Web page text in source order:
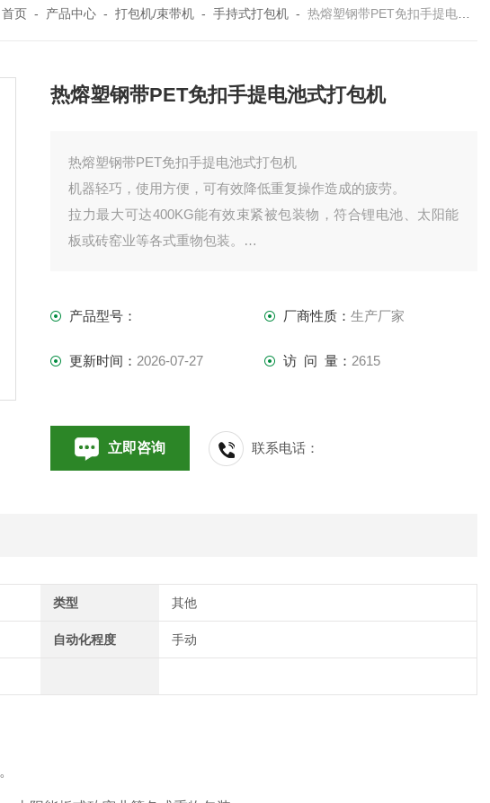
首页 - 产品中心 -打包机/束带机 -手持式打包机 -热熔塑钢带PET免扣手提电池式打包机
热熔塑钢带PET免扣手提电池式打包机
热熔塑钢带PET免扣手提电池式打包机
机器轻巧，使用方便，可有效降低重复操作造成的疲劳。
拉力最大可达400KG能有效束紧被包装物，符合锂电池、太阳能
板或砖窑业等各式重物包装。
产品型号：
厂商性质： 生产厂家
更新时间： 2026-07-27 访 问 量： 2615
立即咨询 联系电话：
类型 其他
自动化程度 手动